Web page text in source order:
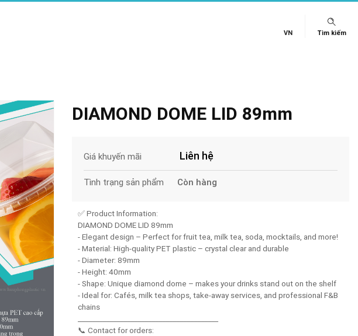
VN Tìm kiếm
DIAMOND DOME LID 89mm
Giá khuyến mãi Liên hệ
Tình trạng sản phẩm Còn hàng
✅ Product Information:
DIAMOND DOME LID 89mm
- Elegant design – Perfect for fruit tea, milk tea, soda, mocktails, and more!
- Material: High-quality PET plastic – crystal clear and durable
- Diameter: 89mm
- Height: 40mm
- Shape: Unique diamond dome – makes your drinks stand out on the shelf
- Ideal for: Cafés, milk tea shops, take-away services, and professional F&B
chains
📞 Contact for orders: